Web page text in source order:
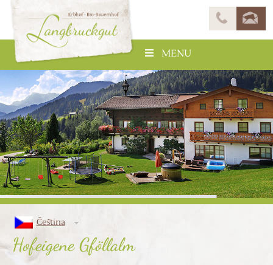
MENU
Čeština
Hofeigene Gföllalm